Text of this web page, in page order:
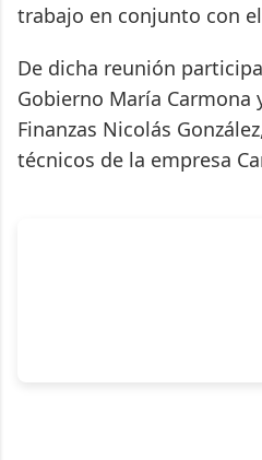
trabajo en conjunto con
De dicha reunión
Gobierno María Carmona
Finanzas Nicolás
técnicos de la empresa